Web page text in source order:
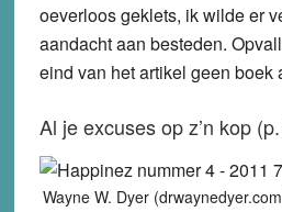
oeverloos geklets, ik wilde er
aandacht aan besteden.
eind van het artikel geen boek
Al je excuses op z’n kop
Wayne W. Dyer